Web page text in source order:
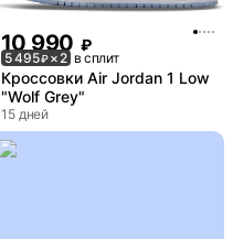
10 990 ₽
5 495₽× 2 в сплит
Кроссовки Air Jordan 1 Low
"Wolf Grey"
15 дней